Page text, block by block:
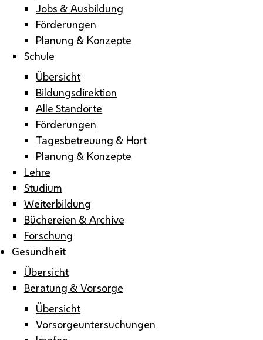
Jobs & Ausbildung
Förderungen
Planung & Konzepte
Schule
Übersicht
Bildungsdirektion
Alle Standorte
Förderungen
Tagesbetreuung & Hort
Planung & Konzepte
Lehre
Studium
Weiterbildung
Büchereien & Archive
Forschung
Gesundheit
Übersicht
Beratung & Vorsorge
Übersicht
Vorsorgeuntersuchungen